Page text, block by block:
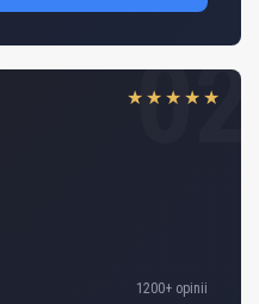
02
★★★★★
1200+ opinii